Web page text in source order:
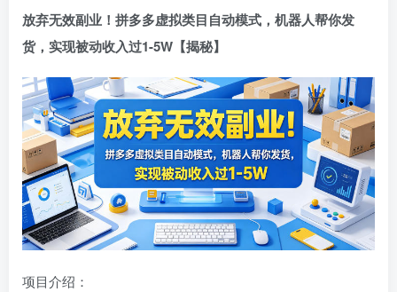
放弃无效副业！拼多多虚拟类目自动模式，机器人帮你发
货，实现被动收入过1-5W【揭秘】
项目介绍：